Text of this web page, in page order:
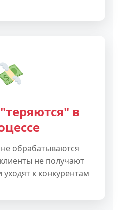
в
обрабатываются
не получают
к конкурентам